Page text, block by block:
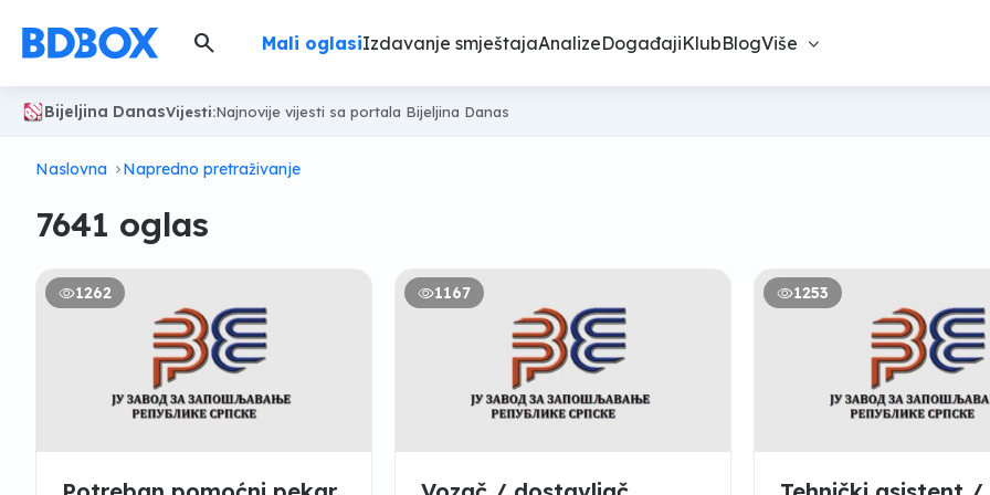
search Mali oglasiIzdavanje smještajaAnalizeDogađajiKlubBlogViše
Bijeljina DanasVijesti:Najnovije vijesti sa portala Bijeljina Danas
Naslovna Napredno pretraživanje
7641 oglas
1262 1167 1253